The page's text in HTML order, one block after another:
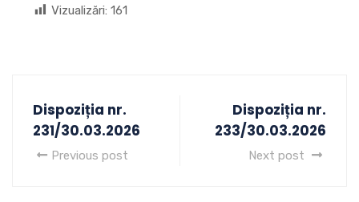
Vizualizări: 161
Dispoziția nr.
231/30.03.2026
Previous post
Dispoziția nr.
233/30.03.2026
Next post